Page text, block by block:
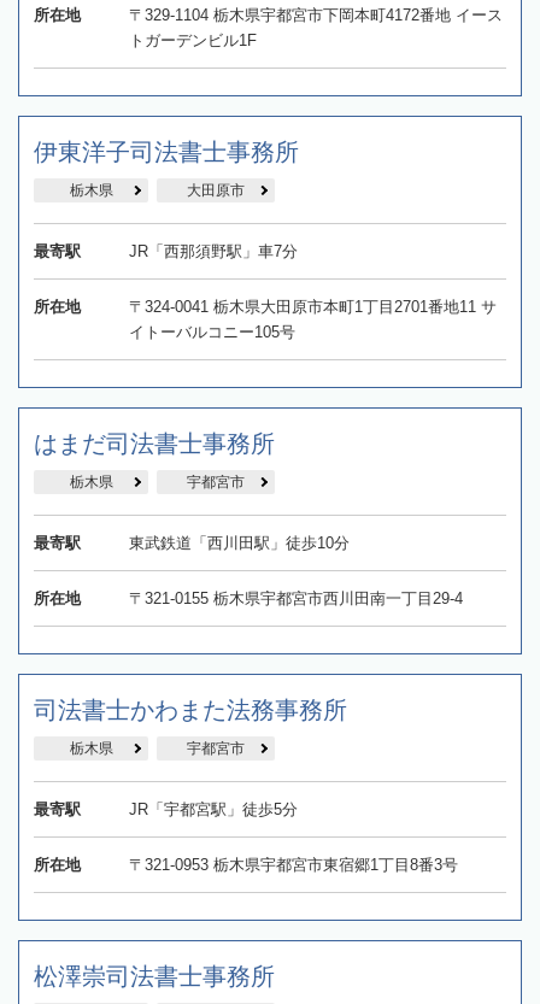
所在地
〒329-1104 栃木県宇都宮市下岡本町4172番地 イース
トガーデンビル1F
伊東洋子司法書士事務所
栃木県 大田原市
最寄駅 JR「西那須野駅」車7分
所在地
〒324-0041 栃木県大田原市本町1丁目2701番地11 サ
イトーバルコニー105号
はまだ司法書士事務所
栃木県 宇都宮市
最寄駅 東武鉄道「西川田駅」徒歩10分
所在地 〒321-0155 栃木県宇都宮市西川田南一丁目29-4
司法書士かわまた法務事務所
栃木県 宇都宮市
最寄駅 JR「宇都宮駅」徒歩5分
所在地 〒321-0953 栃木県宇都宮市東宿郷1丁目8番3号
松澤崇司法書士事務所